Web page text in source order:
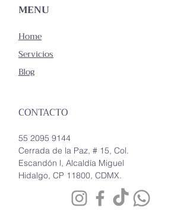
MENU
Home
Servicios
Blog
CONTACTO
55 2095 9144
Cerrada de la Paz, # 15, Col.
Escandón l, Alcaldía Miguel
Hidalgo, CP 11800, CDMX.